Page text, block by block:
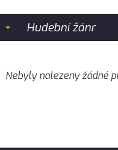
Hudební žánr
Nebyly nalezeny žádné